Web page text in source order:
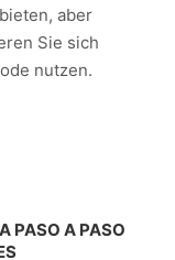
aber
Sie sich
nutzen.
PASO A PASO